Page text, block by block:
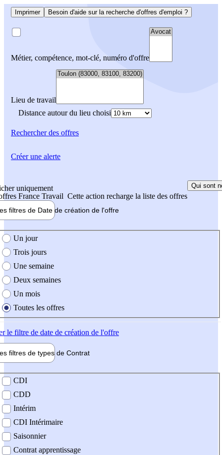
Imprimer Besoin d'aide sur la recherche d'offres d'emploi ?
Métier, compétence, mot-clé, numéro d'offre
Lieu de travail
Distance autour du lieu choisi
Rechercherdes offres
uniquement
France Travail Cette action recharge la liste des offres
Qui sont
filtres de Date de création de l'offre
création de l'offre
Un jour
Trois jours
Une semaine
Deux semaines
Un mois
Toutes les offres
le filtre de date de création de l'offre
filtres de types de Contrat
contrat
CDI
CDD
Intérim
CDI Intérimaire
Saisonnier
Contrat apprentissage
Créer une alerte